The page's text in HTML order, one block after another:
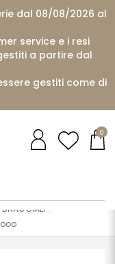
dal 08/08/2026 al
service e i resi
a partire dal
gestiti come di
0
BRACCIALI